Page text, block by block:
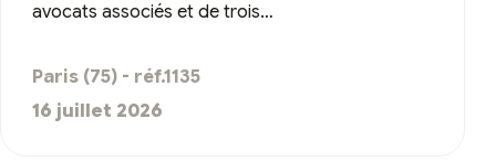
avocats associés et de trois…
Paris (75) - réf.1135
16 juillet 2026